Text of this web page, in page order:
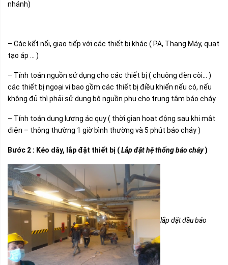
nhánh)
– Các kết nối, giao tiếp với các thiết bị khác ( PA, Thang Máy, quạt
tạo áp … )
– Tính toán nguồn sử dụng cho các thiết bị ( chuông đèn còi… )
các thiết bị ngoại vi bao gồm các thiết bị điều khiển nếu có, nếu
không đủ thì phải sử dung bộ nguồn phụ cho trung tâm báo cháy
– Tính toán dung lượng ác quy ( thời gian hoạt động sau khi mât
điện – thông thường 1 giờ bình thường và 5 phút báo cháy )
Bước 2 : Kéo dây, lắp đặt thiết bị (Lắp đặt hệ thống báo cháy)
lắp đặt đầu báo